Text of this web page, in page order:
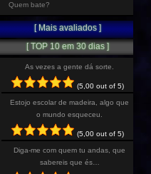
Quem bate?
[ Mais avaliados ]
[ TOP 10 em 30 dias ]
As vezes a gente dá sorte.
(5,00 out of 5)
Estojo escolar de madeira, algo que
o mundo esqueceu.
(5,00 out of 5)
Diga-me com quem tu andas, que
sabereis que és…